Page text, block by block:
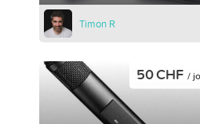
Timon R
50 CHF /